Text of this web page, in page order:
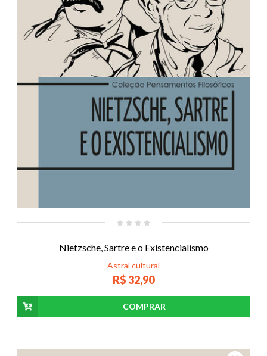
Nietzsche, Sartre e o Existencialismo
Astral cultural
R$ 32,90
COMPRAR